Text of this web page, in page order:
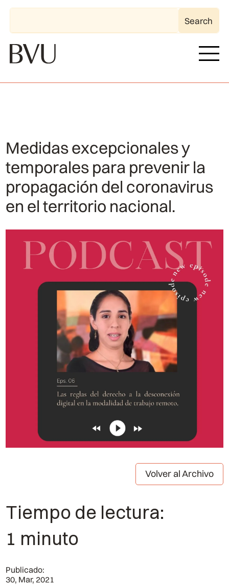
Medidas excepcionales y
temporales para prevenir la
propagación del coronavirus
en el territorio nacional.
Volver al Archivo
Tiempo de lectura:
1 minuto
Publicado:
30, Mar, 2021